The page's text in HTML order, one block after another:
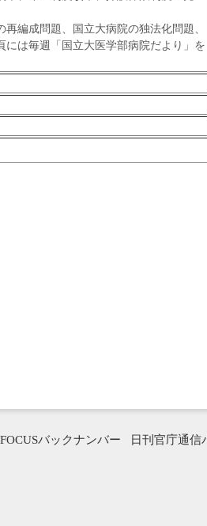
編成問題、国立大病院の独法化問題、
は毎週「国立大医学部病院だより」を
FOCUSバックナンバー 日刊官庁通信